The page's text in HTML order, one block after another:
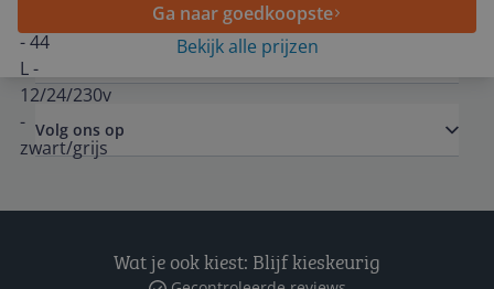
Ga naar goedkoopste
Bekijk alle prijzen
Volg ons op
Wat je ook kiest: Blijf kieskeurig